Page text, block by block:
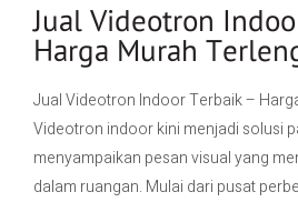
Jual Videotron
Harga Murah
Jual Videotron Indoor Terbaik –
Videotron indoor kini menjadi solusi
menyampaikan pesan visual yang
dalam ruangan. Mulai dari pusat